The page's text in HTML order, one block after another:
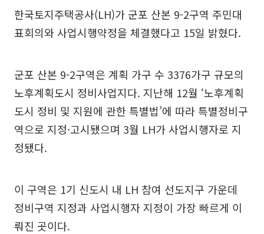
한국토지주택공사(LH)가 군포 산본 9-2구역 주민대
표회의와 사업시행약정을 체결했다고 15일 밝혔다.
군포 산본 9-2구역은 계획 가구 수 3376가구 규모의
노후계획도시 정비사업지다. 지난해 12월 ‘노후계획
도시 정비 및 지원에 관한 특별법’에 따라 특별정비구
역으로 지정·고시됐으며 3월 LH가 사업시행자로 지
정됐다.
이 구역은 1기 신도시 내 LH 참여 선도지구 가운데
정비구역 지정과 사업시행자 지정이 가장 빠르게 이
뤄진 곳이다.